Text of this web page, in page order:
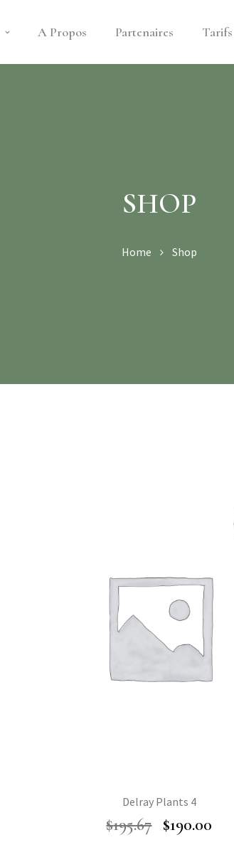
A Propos Partenaires Tarifs
SHOP
Home Shop
Delray Plants 4
$195.67 $190.00